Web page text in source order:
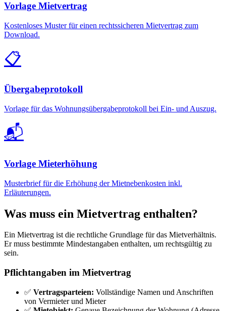
Vorlage Mietvertrag
Kostenloses Muster für einen rechtssicheren Mietvertrag zum
Download.
📋
Übergabeprotokoll
Vorlage für das Wohnungsübergabeprotokoll bei Ein- und Auszug.
📬
Vorlage Mieterhöhung
Musterbrief für die Erhöhung der Mietnebenkosten inkl.
Erläuterungen.
Was muss ein Mietvertrag enthalten?
Ein Mietvertrag ist die rechtliche Grundlage für das Mietverhältnis.
Er muss bestimmte Mindestangaben enthalten, um rechtsgültig zu
sein.
Pflichtangaben im Mietvertrag
✅ Vertragsparteien: Vollständige Namen und Anschriften
von Vermieter und Mieter